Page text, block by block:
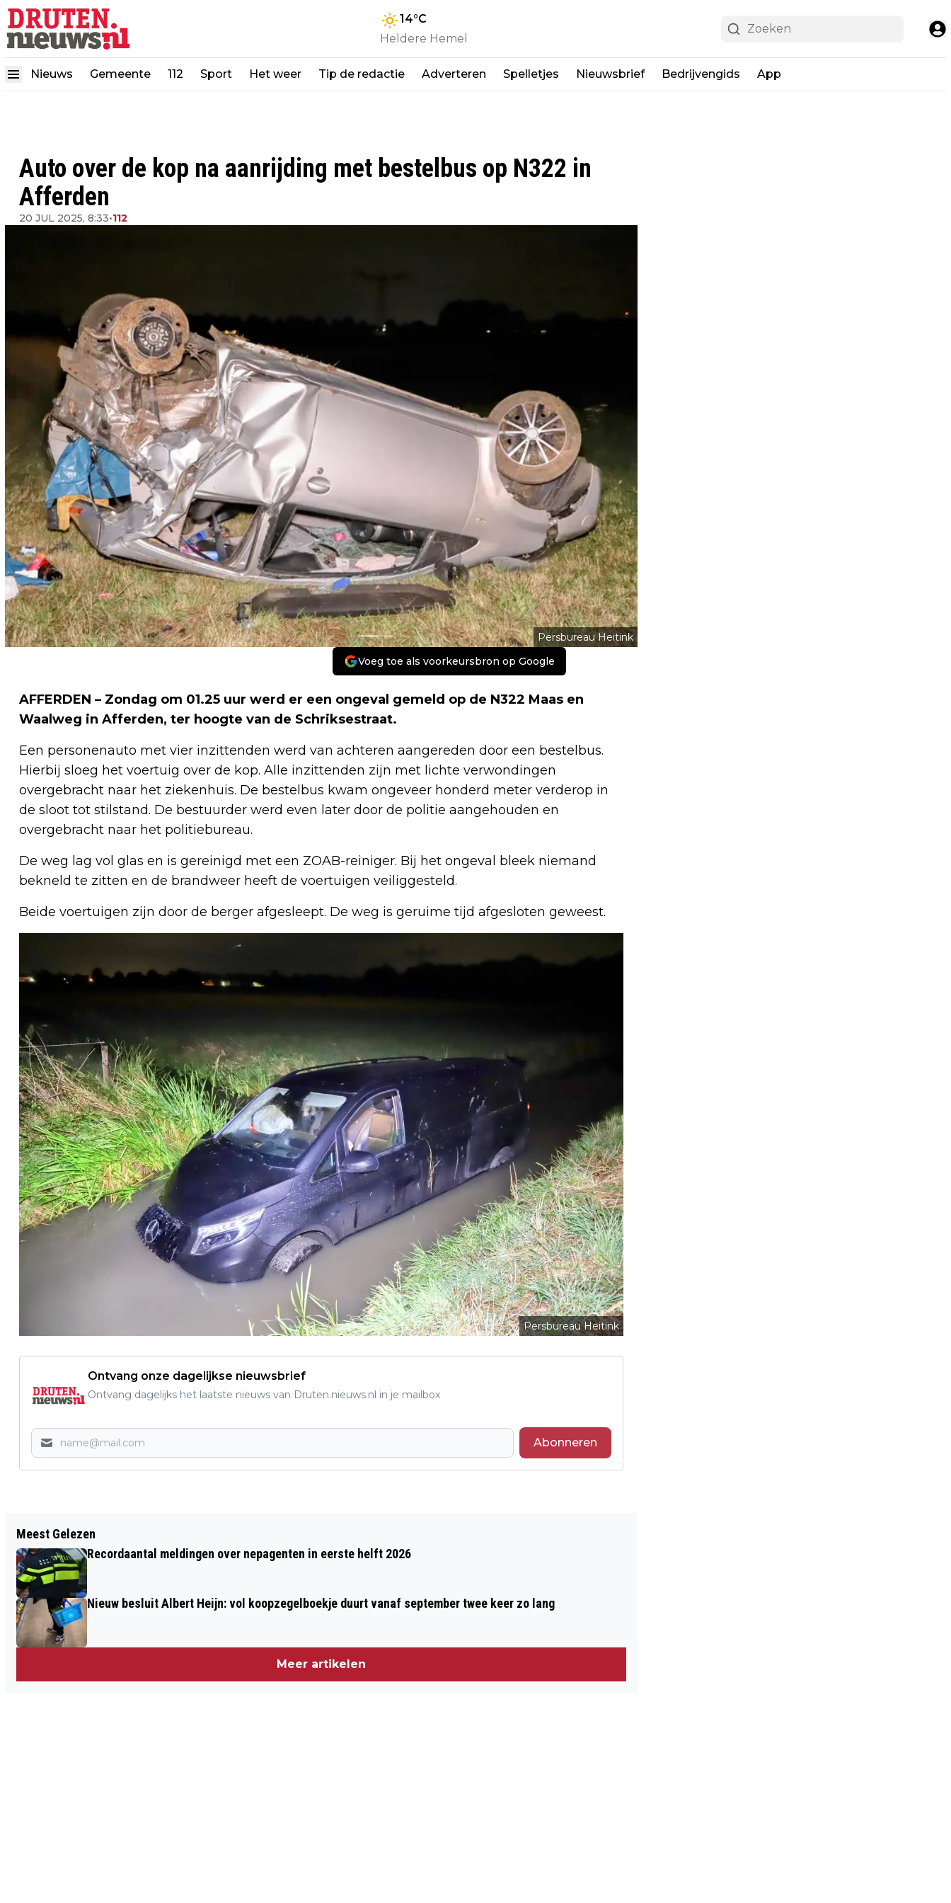
14°C
Heldere Hemel
Nieuws Gemeente 112 Sport Het weer Tip de redactie Adverteren Spelletjes Nieuwsbrief Bedrijvengids App
Auto over de kop na aanrijding met bestelbus op N322 in
Afferden
20 JUL 2025, 8:33•112
Persbureau Heitink
Voeg toe als voorkeursbron op Google
AFFERDEN – Zondag om 01.25 uur werd er een ongeval gemeld op de N322 Maas en
Waalweg in Afferden, ter hoogte van de Schriksestraat.
Een personenauto met vier inzittenden werd van achteren aangereden door een bestelbus.
Hierbij sloeg het voertuig over de kop. Alle inzittenden zijn met lichte verwondingen
overgebracht naar het ziekenhuis. De bestelbus kwam ongeveer honderd meter verderop in
de sloot tot stilstand. De bestuurder werd even later door de politie aangehouden en
overgebracht naar het politiebureau.
De weg lag vol glas en is gereinigd met een ZOAB-reiniger. Bij het ongeval bleek niemand
bekneld te zitten en de brandweer heeft de voertuigen veiliggesteld.
Beide voertuigen zijn door de berger afgesleept. De weg is geruime tijd afgesloten geweest.
Persbureau Heitink
Ontvang onze dagelijkse nieuwsbrief
Ontvang dagelijks het laatste nieuws van Druten.nieuws.nl in je mailbox
Abonneren
RECORD AANTAL LOPERS FINISHED DE
NIJMEEGSE VIERDAAGSE OP VIA
GLADIOLA
LAND
Meest Gelezen
Recordaantal meldingen over nepagenten in eerste helft 2026
Nieuw besluit Albert Heijn: vol koopzegelboekje duurt vanaf september twee keer zo lang
Meer artikelen